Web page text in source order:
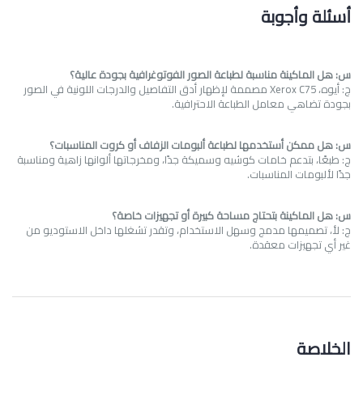
أسئلة وأجوبة
س: هل الماكينة مناسبة لطباعة الصور الفوتوغرافية بجودة عالية؟
ج: أيوه،Xerox C75مصممة لإظهار أدق التفاصيل والدرجات اللونية في الصور
بجودة تضاهي معامل الطباعة الاحترافية.
س: هل ممكن أستخدمها لطباعة ألبومات الزفاف أو كروت المناسبات؟
ج: طبعًا، بتدعم خامات كوشيه وسميكة جدًا، ومخرجاتها ألوانها زاهية ومناسبة
جدًا لألبومات المناسبات.
س: هل الماكينة بتحتاج مساحة كبيرة أو تجهيزات خاصة؟
ج: لأ، تصميمها مدمج وسهل الاستخدام، وتقدر تشغلها داخل الاستوديو من
غير أي تجهيزات معقدة.
الخلاصة